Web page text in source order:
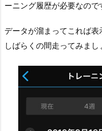
ーニング履歴が必要なので
データが溜まってこれば表
しばらくの間走ってみまし